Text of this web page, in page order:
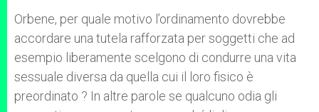
Orbene, per quale motivo l’ordinamento dovrebbe
accordare una tutela rafforzata per soggetti che ad
esempio liberamente scelgono di condurre una vita
sessuale diversa da quella cui il loro fisico è
preordinato ? In altre parole se qualcuno odia gli